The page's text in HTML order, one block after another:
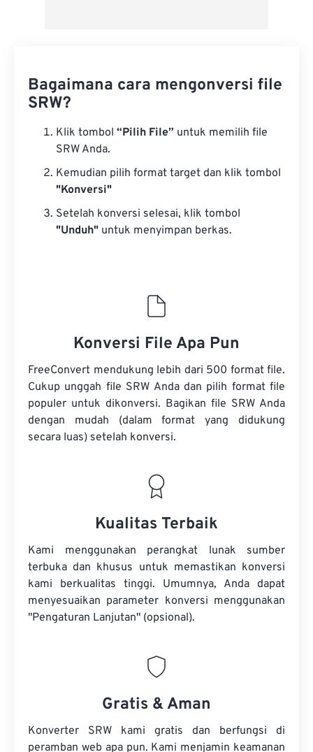
Bagaimana cara mengonversi file
SRW?
Klik tombol “Pilih File” untuk memilih file
SRW Anda.
Kemudian pilih format target dan klik tombol
"Konversi"
Setelah konversi selesai, klik tombol
"Unduh" untuk menyimpan berkas.
Konversi File Apa Pun
FreeConvert mendukung lebih dari 500 format file.
Cukup unggah file SRW Anda dan pilih format file
populer untuk dikonversi. Bagikan file SRW Anda
dengan mudah (dalam format yang didukung
secara luas) setelah konversi.
Kualitas Terbaik
Kami menggunakan perangkat lunak sumber
terbuka dan khusus untuk memastikan konversi
kami berkualitas tinggi. Umumnya, Anda dapat
menyesuaikan parameter konversi menggunakan
"Pengaturan Lanjutan" (opsional).
Gratis & Aman
Konverter SRW kami gratis dan berfungsi di
peramban web apa pun. Kami menjamin keamanan